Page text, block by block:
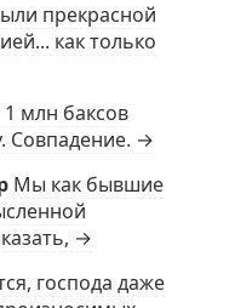
прекрасной
как только
млн баксов
Совпадение. →
Мы как бывшие
→
господа даже